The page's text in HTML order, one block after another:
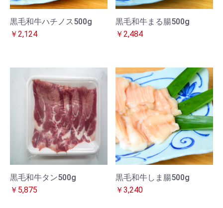
黒毛和牛ハチノス500g
￥2,124
黒毛和牛まる腸500g
￥2,484
黒毛和牛タン500g
￥5,875
黒毛和牛しま腸500g
￥3,240